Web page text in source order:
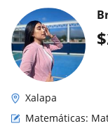
$
Xalapa
Matemáticas: